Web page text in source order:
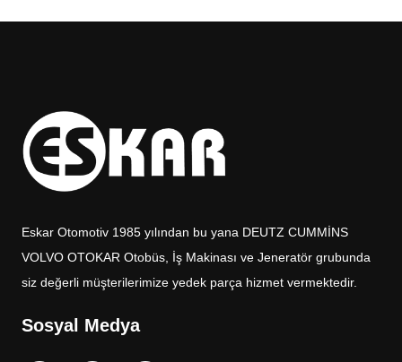
Eskar Otomotiv 1985 yılından bu yana DEUTZ CUMMİNS
VOLVO OTOKAR Otobüs, İş Makinası ve Jeneratör grubunda
siz değerli müşterilerimize yedek parça hizmet vermektedir.
Sosyal Medya